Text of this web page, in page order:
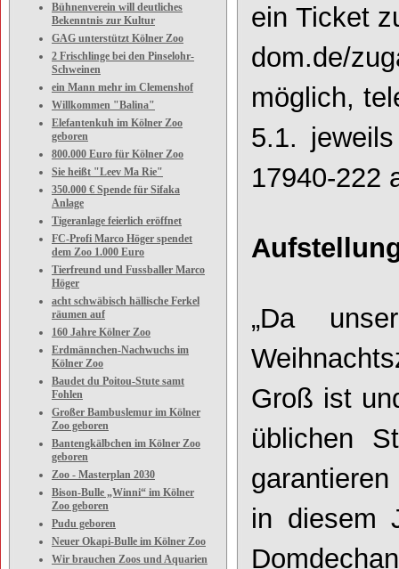
Bühnenverein will deutliches
Bekenntnis zur Kultur
GAG unterstützt Kölner Zoo
2 Frischlinge bei den Pinselohr-
Schweinen
ein Mann mehr im Clemenshof
Willkommen "Balina"
Elefantenkuh im Kölner Zoo
geboren
800.000 Euro für Kölner Zoo
Sie heißt "Leev Ma Rie"
350.000 € Spende für Sifaka
Anlage
Tigeranlage feierlich eröffnet
FC-Profi Marco Höger spendet
dem Zoo 1.000 Euro
Tierfreund und Fussballer Marco
Höger
acht schwäbisch hällische Ferkel
räumen auf
160 Jahre Kölner Zoo
Erdmännchen-Nachwuchs im
Kölner Zoo
Baudet du Poitou-Stute samt
Fohlen
Großer Bambuslemur im Kölner
Zoo geboren
Bantengkälbchen im Kölner Zoo
geboren
Zoo - Masterplan 2030
Bison-Bulle „Winni“ im Kölner
Zoo geboren
Pudu geboren
Neuer Okapi-Bulle im Kölner Zoo
Wir brauchen Zoos und Aquarien
ein Ticket
dom.de/
möglich,
5.1.
17940-222
„Da
Groß ist
üblichen
in diesem